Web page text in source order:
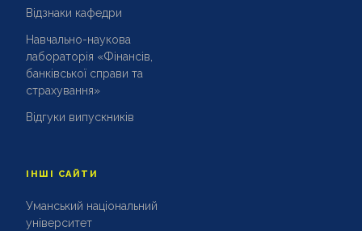
Відзнаки кафедри
Навчально-наукова
лабораторія «Фінансів,
банківської справи та
страхування»
Відгуки випускників
ІНШІ САЙТИ
Уманський національний
університет